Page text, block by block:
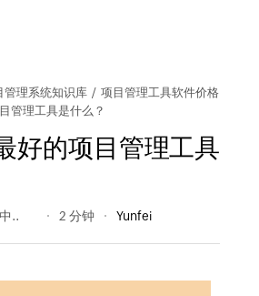
管理系统知识库 / 项目管理工具软件价格
管理工具是什么？
好的项目管理工具
读量 2 分钟 Yunfei